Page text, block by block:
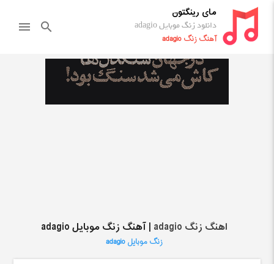
مای رینگتون
دانلود زنگ موبایل adagio
آهنگ زنگ adagio
search
menu
اهنگ زنگ adagio | آهنگ زنگ موبایل adagio
زنگ موبایل adagio